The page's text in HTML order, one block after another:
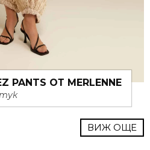
PANTS ОТ MERLENNE
ВИЖ ОЩЕ